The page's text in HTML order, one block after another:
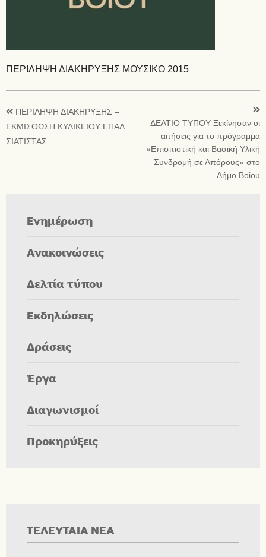
ΠΕΡΙΛΗΨΗ ΔΙΑΚΗΡΥΞΗΣ ΜΟΥΣΙΚΟ 2015
ΠΕΡΙΛΗΨΗ ΔΙΑΚΗΡΥΞΗΣ –
ΕΚΜΙΣΘΩΣΗ ΚΥΛΙΚΕΙΟΥ ΕΠΑΛ
ΣΙΑΤΙΣΤΑΣ
ΔΕΛΤΙΟ ΤΥΠΟΥ Ξεκίνησαν οι
αιτήσεις για το πρόγραμμα
«Επισιτιστική και Βασική Υλική
Συνδρομή σε Απόρους» στο
Δήμο Βοΐου
Ενημέρωση
Ανακοινώσεις
Δελτία τύπου
Εκδηλώσεις
Δράσεις
Έργα
Διαγωνισμοί
Προκηρύξεις
ΤΕΛΕΥΤΑΙΑ ΝΕΑ